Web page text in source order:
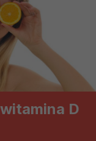
D
Twoich danych